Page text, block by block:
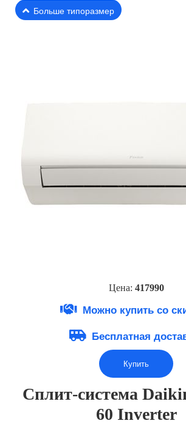
Больше типоразмер
Цена: 417990
Можно купить со
Бесплатная
Купить
Сплит-система
60 Inverter